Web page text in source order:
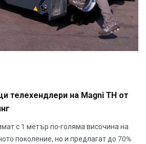
телехендлери на Magni TH от
с 1 метър по-голяма височина на
поколение, но и предлагат до 70%